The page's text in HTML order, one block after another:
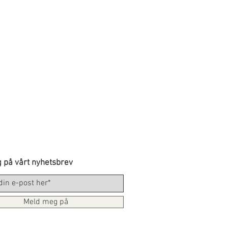
på vårt nyhetsbrev
Meld meg på